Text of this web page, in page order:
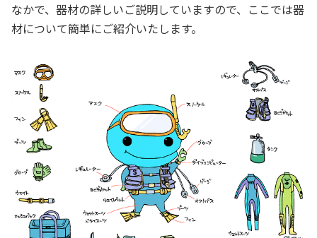
なかで、器材の詳しいご説明していますので、ここでは器
材について簡単にご紹介いたします。